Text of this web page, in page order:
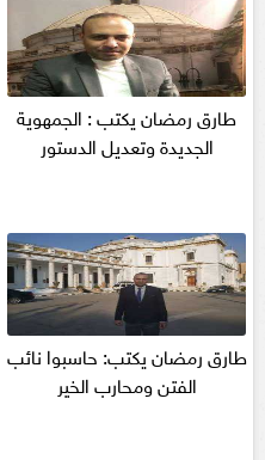
طارق رمضان يكتب : الجمهوية
الجديدة وتعديل الدستور
طارق رمضان يكتب: حاسبوا نائب
الفتن ومحارب الخير